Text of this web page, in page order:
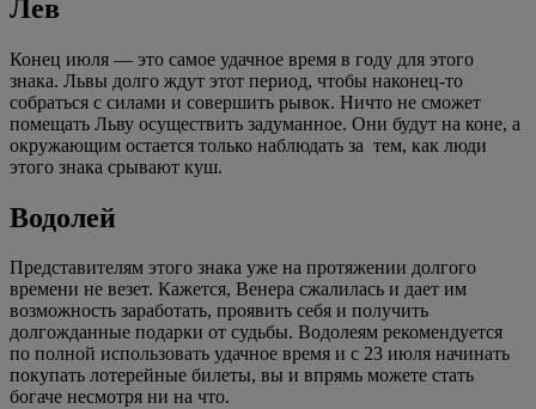
Лев
Конец июля — это самое удачное время в году для этого
знака. Львы долго ждут этот период, чтобы наконец-то
собраться с силами и совершить рывок. Ничто не сможет
помещать Льву осуществить задуманное. Они будут на коне, а
окружающим остается только наблюдать за тем, как люди
этого знака срывают куш.
Водолей
Представителям этого знака уже на протяжении долгого
времени не везет. Кажется, Венера сжалилась и дает им
возможность заработать, проявить себя и получить
долгожданные подарки от судьбы. Водолеям рекомендуется
по полной использовать удачное время и с 23 июля начинать
покупать лотерейные билеты, вы и впрямь можете стать
богаче несмотря ни на что.